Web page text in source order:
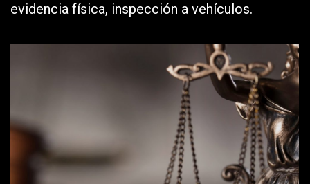
evidencia física, inspección a vehículos.